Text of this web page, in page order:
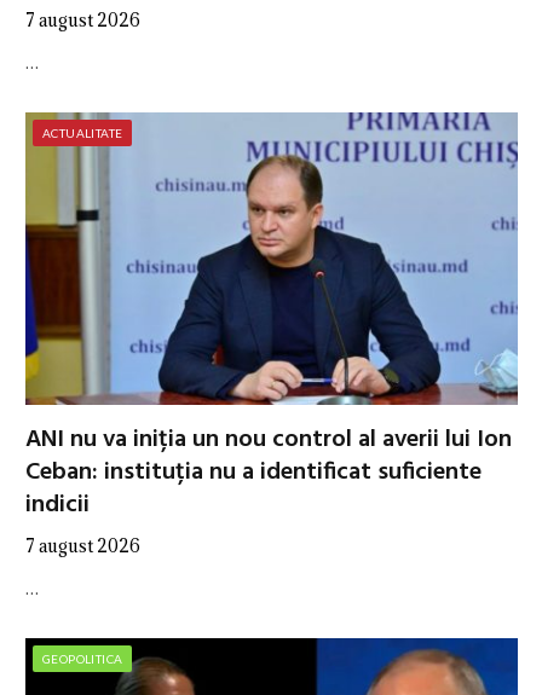
7 august 2026
…
ACTUALITATE
ANI nu va iniția un nou control al averii lui Ion
Ceban: instituția nu a identificat suficiente
indicii
7 august 2026
…
GEOPOLITICA